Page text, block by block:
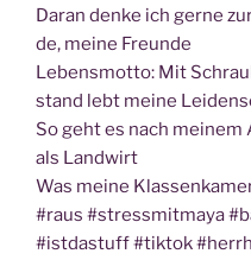
Dar­an den­ke ich ger­ne
de, mei­ne Freunde
Lebens­mot­to: Mit
stand lebt mei­ne
So geht es nach
als Landwirt
Was mei­ne
#raus #stress­mit­ma­ya
#ist­da­stuff #tik­tok